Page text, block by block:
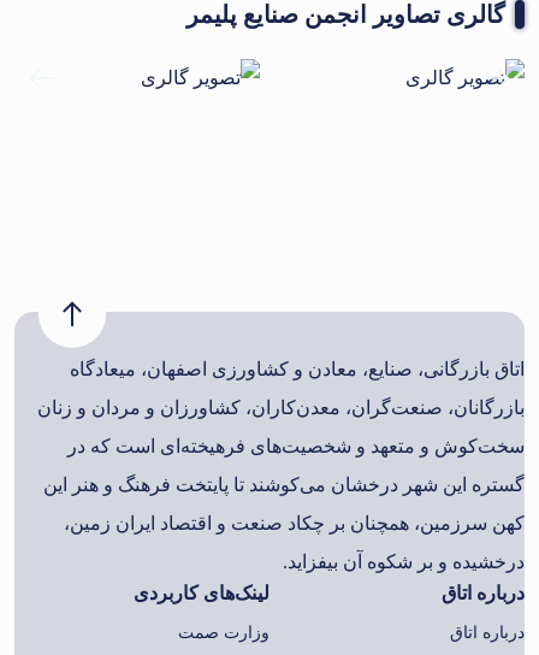
گالری تصاویر انجمن صنایع پلیمر
اتاق بازرگانی، صنایع، معادن و کشاورزی اصفهان، میعادگاه
بازرگانان، صنعت‌گران، معدن‌کاران، کشاورزان و مردان و زنان
سخت‌کوش و متعهد و شخصیت‌های فرهیخته‌ای است که در
گستره این شهر درخشان می‌کوشند تا پایتخت فرهنگ و هنر این
کهن سرزمین، همچنان بر چکاد صنعت و اقتصاد ایران زمین،
درخشیده و بر شکوه آن بیفزاید.
درباره اتاق
درباره اتاق
لینک‌های کاربردی
وزارت صمت